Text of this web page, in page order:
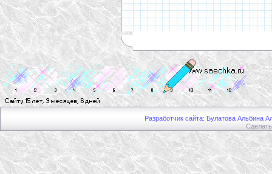
Разработчик сайта: Булатова Альбина